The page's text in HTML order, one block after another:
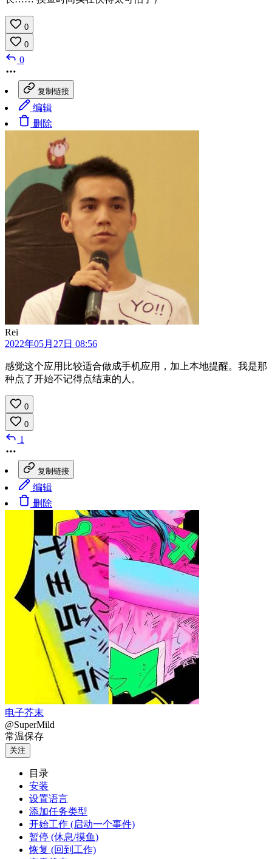
0
0
0
复制链接
编辑
删除
Rei
2022年05月27日 08:56
感觉这个应用比较适合做成手机应用，加上本地提醒。我是那
种点了开始不记得点结束的人。
0
0
1
复制链接
编辑
删除
电子芥末
@SuperMild
常温保存
关注
目录
安装
设置语言
添加任务类型
开始工作 (启动一个事件)
暂停 (休息/摸鱼)
恢复 (回到工作)